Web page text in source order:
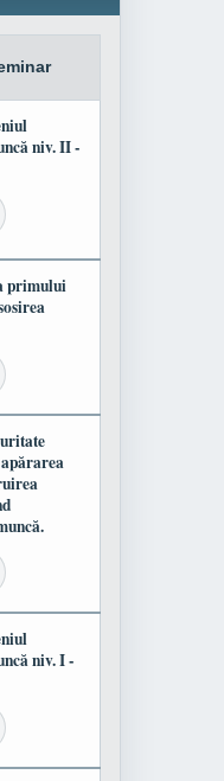
niv. II -
primului
niv. I -